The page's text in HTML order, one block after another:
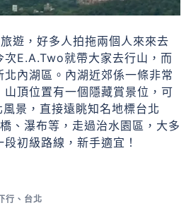
遊，好多人拍拖兩個人來來去
次E.A.Two就帶大家去行山，而
北內湖區。內湖近郊係一條非常
頂位置有一個隱藏賞景位，可
景，直接遠眺知名地標台北
、瀑布等，走過治水園區，大多
初級路線，新手適宜！
行 、 台北